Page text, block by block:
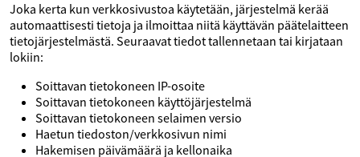
Joka kerta kun verkkosivustoa käytetään, järjestelmä kerää
automaattisesti tietoja ja ilmoittaa niitä käyttävän päätelaitteen
tietojärjestelmästä. Seuraavat tiedot tallennetaan tai kirjataan
lokiin:
Soittavan tietokoneen IP-osoite
Soittavan tietokoneen käyttöjärjestelmä
Soittavan tietokoneen selaimen versio
Haetun tiedoston/verkkosivun nimi
Hakemisen päivämäärä ja kellonaika